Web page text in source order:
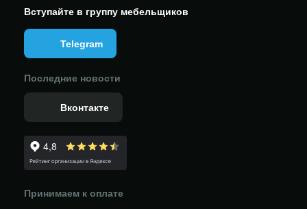
Вступайте в группу мебельщиков
Telegram
Последние новости
Вконтакте
Принимаем к оплате